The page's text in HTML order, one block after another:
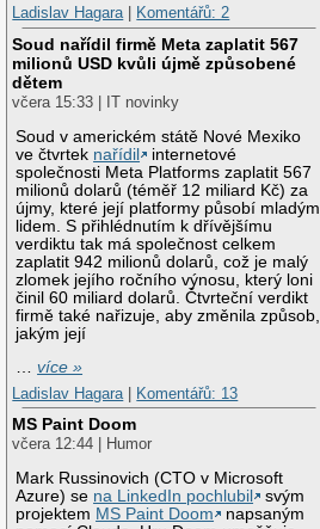
Ladislav Hagara| Komentářů: 2
Soud nařídil firmě Meta zaplatit 567
milionů USD kvůli újmě způsobené
dětem
včera 15:33 | IT novinky
Soud v americkém státě Nové Mexiko
ve čtvrtek nařídil
internetové
společnosti Meta Platforms zaplatit 567
milionů dolarů (téměř 12 miliard Kč) za
újmy, které její platformy působí mladým
lidem. S přihlédnutím k dřívějšímu
verdiktu tak má společnost celkem
zaplatit 942 milionů dolarů, což je malý
zlomek jejího ročního výnosu, který loni
činil 60 miliard dolarů. Čtvrteční verdikt
firmě také nařizuje, aby změnila způsob,
jakým její
…více »
Ladislav Hagara
Komentářů: 13
MS Paint Doom
včera 12:44 | Humor
Mark Russinovich (CTO v Microsoft
Azure) se na LinkedIn pochlubil
svým
projektem MS Paint Doom
napsaným